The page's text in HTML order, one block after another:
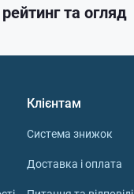
та огляд
Клієнтам
Система знижок
Доставка і оплата